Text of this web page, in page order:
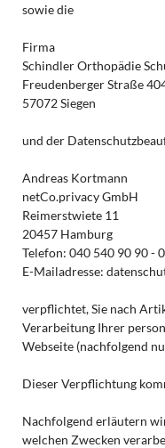
sowie die
Firma
Schindler Orthopädie
Freudenberger Straße
57072 Siegen
und der
Andreas Kortmann
netCo.privacy GmbH
Reimerstwiete 11
20457 Hamburg
Telefon: 040 540 90 90 - 0
E-Mailadresse:
verpflichtet, Sie nach
Verarbeitung Ihrer
Webseite (nachfolgend
Dieser Verpflichtung
Nachfolgend erläutern
welchen Zwecken